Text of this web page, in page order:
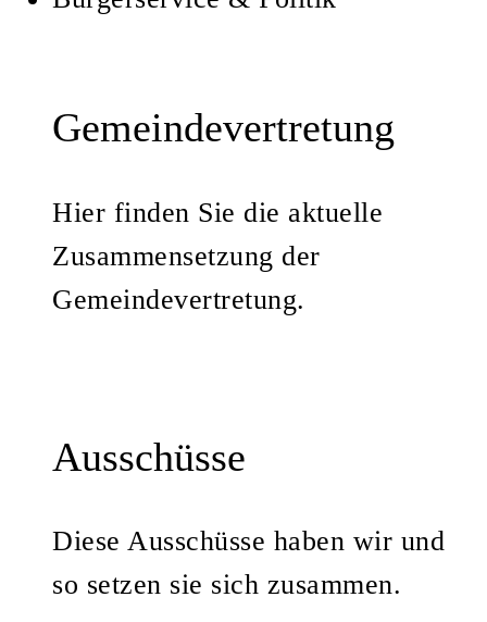
Gemeindevertretung
Hier finden Sie die aktuelle
Zusammensetzung der
Gemeindevertretung.
Ausschüsse
Diese Ausschüsse haben wir und
so setzen sie sich zusammen.